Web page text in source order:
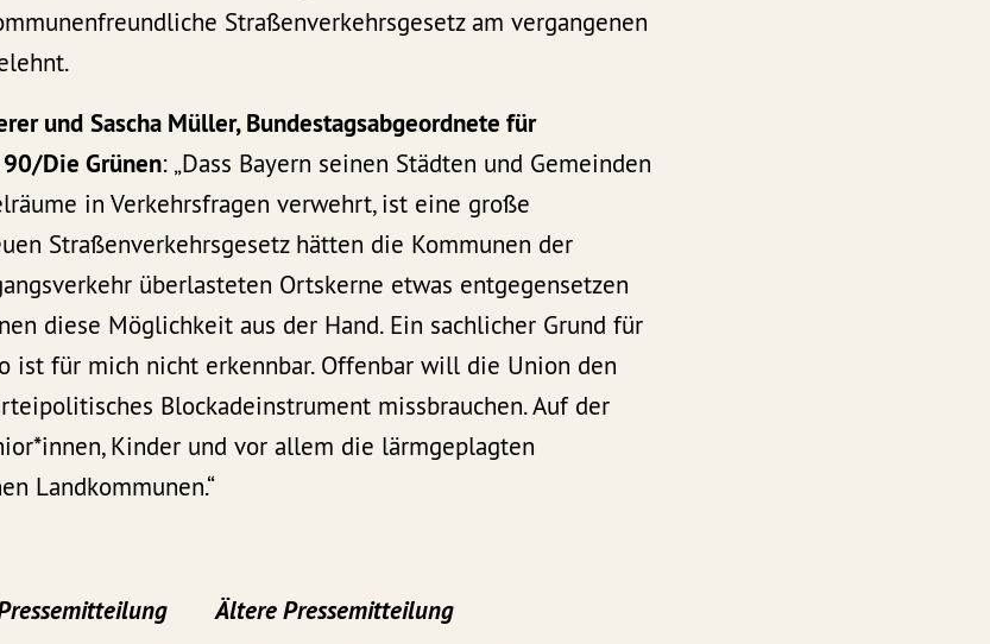
Straßenverkehrsgesetz am vergangenen
und Sascha Müller, Bundestagsabgeordnete für
Die Grünen: „Dass Bayern seinen Städten und Gemeinden
in Verkehrsfragen verwehrt, ist eine große
Straßenverkehrsgesetz hätten die Kommunen der
überlasteten Ortskerne etwas entgegensetzen
diese Möglichkeit aus der Hand. Ein sachlicher Grund für
ist für mich nicht erkennbar. Offenbar will die Union den
Blockadeinstrument missbrauchen. Auf der
Kinder und vor allem die lärmgeplagten
Landkommunen.“
Ältere Pressemitteilung